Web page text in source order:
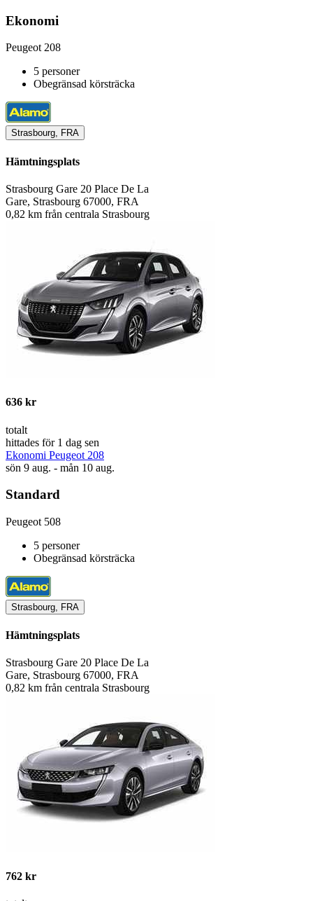
Ekonomi
Peugeot 208
5 personer
Obegränsad körsträcka
Strasbourg, FRA
Hämtningsplats
Strasbourg Gare 20 Place De La
Gare, Strasbourg 67000, FRA
0,82 km från centrala Strasbourg
636 kr
totalt
hittades för 1 dag sen
Ekonomi Peugeot 208
sön 9 aug. - mån 10 aug.
Standard
Peugeot 508
5 personer
Obegränsad körsträcka
Strasbourg, FRA
Hämtningsplats
Strasbourg Gare 20 Place De La
Gare, Strasbourg 67000, FRA
0,82 km från centrala Strasbourg
762 kr